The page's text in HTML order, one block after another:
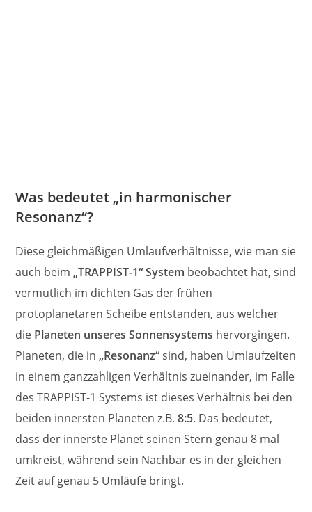
Was bedeutet „in harmonischer
Resonanz“?
Diese gleichmäßigen Umlaufverhältnisse, wie man sie
auch beim„TRAPPIST-1“ System beobachtet hat, sind
vermutlich im dichten Gas der frühen
protoplanetaren Scheibe entstanden, aus welcher
die Planeten unseres Sonnensystems hervorgingen.
Planeten, die in„Resonanz“sind, haben Umlaufzeiten
in einem ganzzahligen Verhältnis zueinander, im Falle
des TRAPPIST-1 Systems ist dieses Verhältnis bei den
beiden innersten Planeten z.B.8:5. Das bedeutet,
dass der innerste Planet seinen Stern genau 8 mal
umkreist, während sein Nachbar es in der gleichen
Zeit auf genau 5 Umläufe bringt.